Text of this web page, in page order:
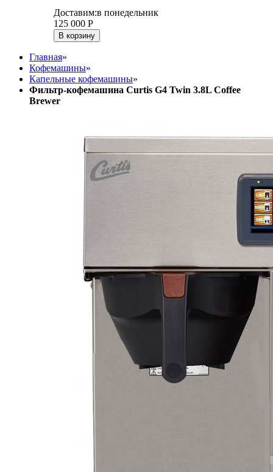
Доставим:в понедельник
125 000 Р
В корзину
Главная»
Кофемашины»
Капельные кофемашины»
Фильтр-кофемашина Curtis G4 Twin 3.8L Coffee
Brewer